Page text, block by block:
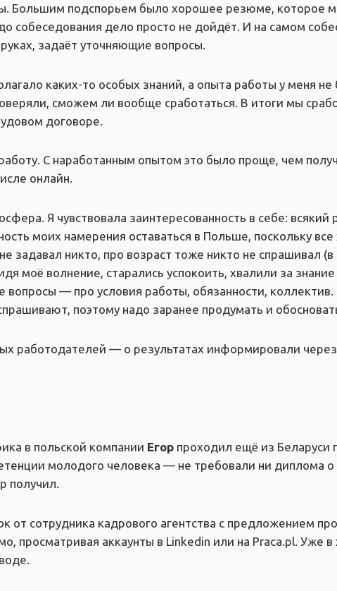
Большим подспорьем было хорошее резюме, которое
собеседования дело просто не дойдёт. И на самом
задаёт уточняющие вопросы.
каких-то особых знаний, а опыта работы у меня
сможем ли вообще сработаться. В итоги мы
договоре.
С наработанным опытом это было проще, чем
онлайн.
Я чувствовала заинтересованность в себе: всякий
моих намерения оставаться в Польше, поскольку
задавал никто, про возраст тоже никто не спрашивал
моё волнение, старались успокоить, хвалили за
— про условия работы, обязанности,
поэтому надо заранее продумать и
работодателей — о результатах информировали
в польской компании Егор проходил ещё из Беларуси
молодого человека — не требовали ни диплома
получил.
от сотрудника кадрового агентства с предложением
просматривая аккаунты в Linkedin или на Praca.pl. Уже в